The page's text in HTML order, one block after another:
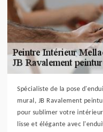
Spécialiste de la pose
mural, JB Ravalement
pour sublimer votre
lisse et élégante avec